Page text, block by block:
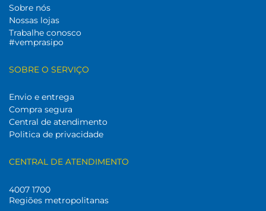
Sobre nós
Nossas lojas
Trabalhe conosco
#vemprasipo
SOBRE O SERVIÇO
Envio e entrega
Compra segura
Central de atendimento
Politica de privacidade
CENTRAL DE ATENDIMENTO
4007 1700
Regiões metropolitanas